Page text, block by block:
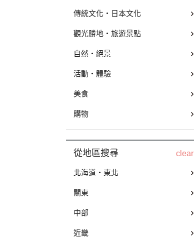
傳統文化・日本文化
觀光勝地・旅遊景點
自然・絕景
活動・體驗
美食
購物
從地區搜尋 clear
北海道・東北
關東
中部
近畿